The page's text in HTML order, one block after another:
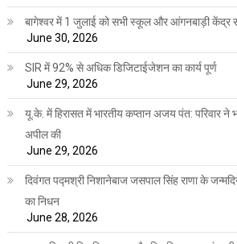
बागेश्वर में 1 जुलाई को सभी स्कूल और आंगनबाड़ी केंद्र
June 30, 2026
SIR में 92% से अधिक डिजिटाईजेशन का कार्य पूर्ण
June 29, 2026
यू.के. में हिरासत में भारतीय कप्तान अजय पंत: परिवार ने
अपील की
June 29, 2026
दिवंगत पद्मश्री निशानेबाज जसपाल सिंह राणा के
का निधन
June 28, 2026